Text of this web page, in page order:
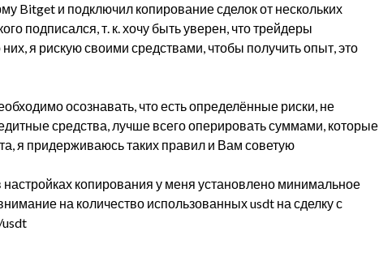
Bitget и подключил копирование сделок от нескольких
подписался, т. к. хочу быть уверен, что трейдеры
я рискую своими средствами, чтобы получить опыт, это
осознавать, что есть определённые риски, не
средства, лучше всего оперировать суммами, которые
я придерживаюсь таких правил и Вам советую
копирования у меня установлено минимальное
на количество использованных usdt на сделку с
usdt